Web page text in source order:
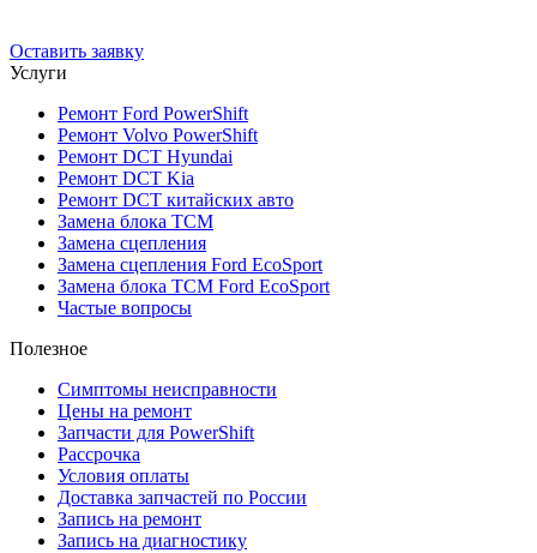
Оставить заявку
Услуги
Ремонт Ford PowerShift
Ремонт Volvo PowerShift
Ремонт DCT Hyundai
Ремонт DCT Kia
Ремонт DCT китайских авто
Замена блока TCM
Замена сцепления
Замена сцепления Ford EcoSport
Замена блока TCM Ford EcoSport
Частые вопросы
Полезное
Симптомы неисправности
Цены на ремонт
Запчасти для PowerShift
Рассрочка
Условия оплаты
Доставка запчастей по России
Запись на ремонт
Запись на диагностику